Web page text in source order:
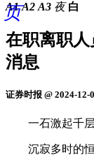
页
A1 A2 A3 夜 白
在职离职
消息
证券时报 @ 2024-12-
一石激起千层
沉寂多时的恒